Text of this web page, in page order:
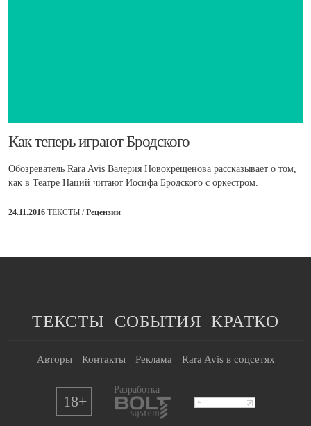
​Как теперь играют Бродского
Обозреватель Rara Avis Валерия Новокрещенова рассказывает о том,
как в Театре Наций читают Иосифа Бродского с оркестром.
24.11.2016 ТЕКСТЫ /Рецензии
ТЕКСТЫ СОБЫТИЯ КРАТКО
Авторы Контакты Реклама Rara Avis в соцсетях
18+
Разработка